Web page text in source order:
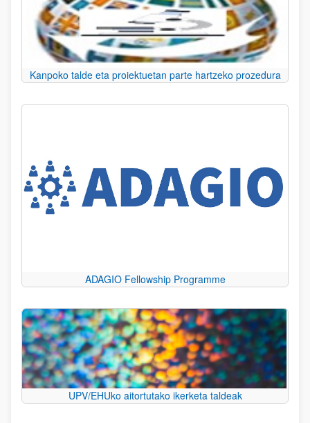
Kanpoko talde eta proiektuetan parte hartzeko prozedura
ADAGIO Fellowship Programme
UPV/EHUko aitortutako ikerketa taldeak